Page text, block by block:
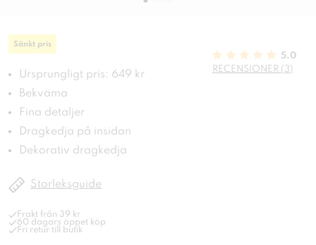
Sänkt pris
Ursprungligt pris: 649 kr
Bekväma
Fina detaljer
Dragkedja på insidan
Dekorativ dragkedja
5.0
RECENSIONER (3)
Storleksguide
Frakt från 39 kr
60 dagars öppet köp
Fri retur till butik